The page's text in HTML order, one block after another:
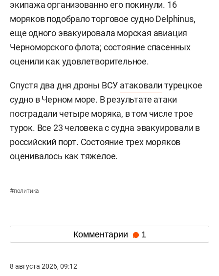
экипажа организованно его покинули. 16
моряков подобрало торговое судно Delphinus,
еще одного эвакуировала морская авиация
Черноморского флота; состояние спасенных
оценили как удовлетворительное.
Спустя два дня дроны ВСУ атаковали турецкое
судно в Черном море. В результате атаки
пострадали четыре моряка, в том числе трое
турок. Все 23 человека с судна эвакуировали в
российский порт. Состояние трех моряков
оценивалось как тяжелое.
#политика
Комментарии 1
8 августа 2026, 09:12